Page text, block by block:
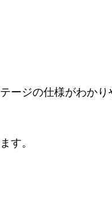
ージの仕様がわかり
す。